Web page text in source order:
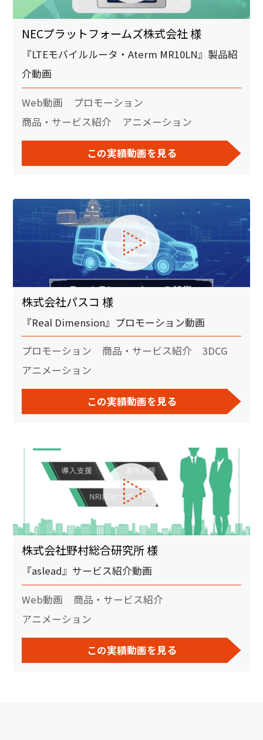
NECプラットフォームズ株式会社 様
『LTEモバイルルータ・Aterm MR10LN』製品紹
介動画
Web動画
プロモーション
商品・サービス紹介
アニメーション
この実績動画を見る
株式会社パスコ 様
『Real Dimension』プロモーション動画
プロモーション 商品・サービス紹介
3DCG
アニメーション
この実績動画を見る
株式会社野村総合研究所 様
『aslead』サービス紹介動画
Web動画
商品・サービス紹介
アニメーション
この実績動画を見る